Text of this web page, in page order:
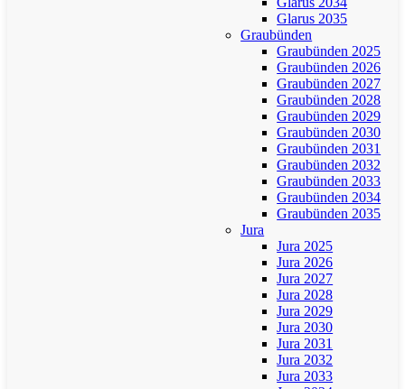
Glarus 2035
Graubünden
Graubünden 2025
Graubünden 2026
Graubünden 2027
Graubünden 2028
Graubünden 2029
Graubünden 2030
Graubünden 2031
Graubünden 2032
Graubünden 2033
Graubünden 2034
Graubünden 2035
Jura
Jura 2025
Jura 2026
Jura 2027
Jura 2028
Jura 2029
Jura 2030
Jura 2031
Jura 2032
Jura 2033